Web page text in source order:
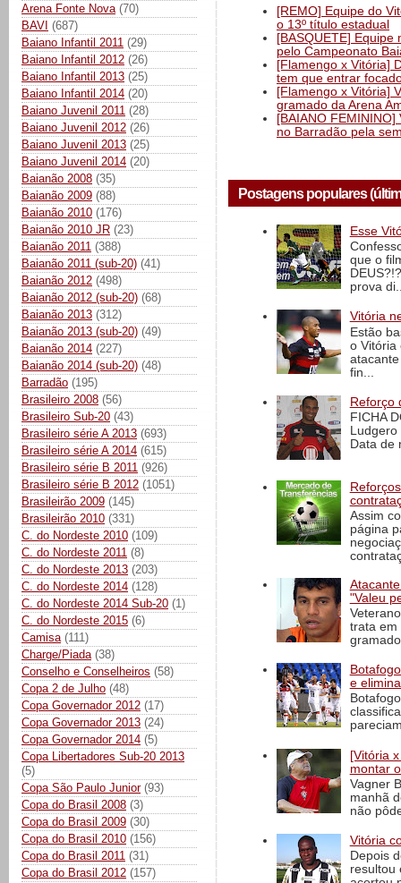
Arena Fonte Nova (70)
BAVI (687)
Baiano Infantil 2011 (29)
Baiano Infantil 2012 (26)
Baiano Infantil 2013 (25)
Baiano Infantil 2014 (20)
Baiano Juvenil 2011 (28)
Baiano Juvenil 2012 (26)
Baiano Juvenil 2013 (25)
Baiano Juvenil 2014 (20)
Baianão 2008 (35)
Baianão 2009 (88)
Baianão 2010 (176)
Baianão 2010 JR (23)
Baianão 2011 (388)
Baianão 2011 (sub-20) (41)
Baianão 2012 (498)
Baianão 2012 (sub-20) (68)
Baianão 2013 (312)
Baianão 2013 (sub-20) (49)
Baianão 2014 (227)
Baianão 2014 (sub-20) (48)
Barradão (195)
Brasileiro 2008 (56)
Brasileiro Sub-20 (43)
Brasileiro série A 2013 (693)
Brasileiro série A 2014 (615)
Brasileiro série B 2011 (926)
Brasileiro série B 2012 (1051)
Brasileirão 2009 (145)
Brasileirão 2010 (331)
C. do Nordeste 2010 (109)
C. do Nordeste 2011 (8)
C. do Nordeste 2013 (203)
C. do Nordeste 2014 (128)
C. do Nordeste 2014 Sub-20 (1)
C. do Nordeste 2015 (6)
Camisa (111)
Charge/Piada (38)
Conselho e Conselheiros (58)
Copa 2 de Julho (48)
Copa Governador 2012 (17)
Copa Governador 2013 (24)
Copa Governador 2014 (5)
Copa Libertadores Sub-20 2013
(5)
Copa São Paulo Junior (93)
Copa do Brasil 2008 (3)
Copa do Brasil 2009 (30)
Copa do Brasil 2010 (156)
Copa do Brasil 2011 (31)
Copa do Brasil 2012 (157)
[REMO] Equipe do
o 13º título estadual
[BASQUETE]
pelo Campeonato
[Flamengo x Vitória]
tem que entrar
[Flamengo x Vitória]
gramado da Arena
[BAIANO
no Barradão pela
Postagens populares
Esse
que o
prova
Vitória
Estão
o Vitória
fin...
Reforço
FICHA
Data de
Assim
página
"Valeu
trata em
e
[Vitória
montar
Vagner
manhã
não
Vitória
Depois
resultou